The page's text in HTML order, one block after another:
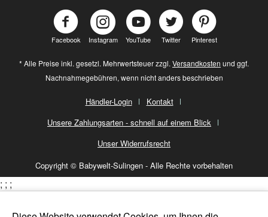
Facebook Instagram YouTube Twitter Pinterest
* Alle Preise inkl. gesetzl. Mehrwertsteuer zzgl. Versandkosten und ggf.
Nachnahmegebühren, wenn nicht anders beschrieben
Händler-Login
Kontakt
Unsere Zahlungsarten - schnell auf einem Blick
Unser Widerrufsrecht
Copyright © Babywelt-Sulingen - Alle Rechte vorbehalten
; ; ;